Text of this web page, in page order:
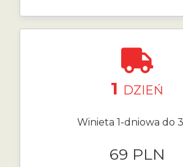
1 DZIEŃ
Winieta 1-dniowa do
69 PLN